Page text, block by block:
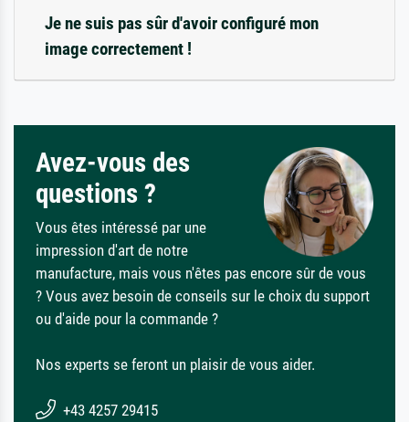
Je ne suis pas sûr d'avoir configuré mon
image correctement !
Avez-vous des
questions ?
Vous êtes intéressé par une
impression d'art de notre
manufacture, mais vous n'êtes pas encore sûr de vous
? Vous avez besoin de conseils sur le choix du support
ou d'aide pour la commande ?
Nos experts se feront un plaisir de vous aider.
+43 4257 29415